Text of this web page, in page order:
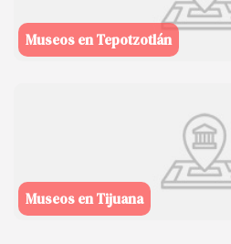
Museos en Tepotzotlán
Museos en Tijuana